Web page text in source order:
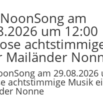
am
um 12:00
Mailänder
am 29.08.2026
achtstimmige Musik
Nonne